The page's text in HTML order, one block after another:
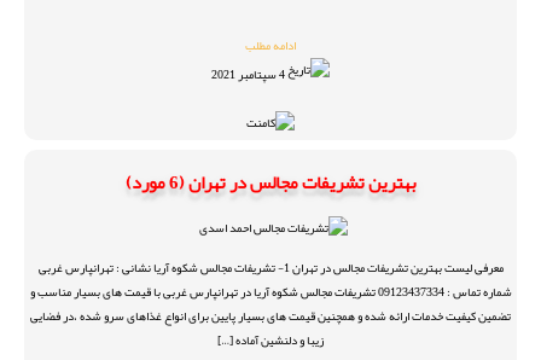
ادامه مطلب
4 سپتامبر 2021
بهترین تشریفات مجالس در تهران (6 مورد)
معرفی لیست بهترین تشریفات مجالس در تهران 1- تشریفات مجالس شکوه آریا نشانی : تهرانپارس غربی
شماره تماس : 09123437334 تشریفات مجالس شکوه آریا در تهرانپارس غربی با قیمت های بسیار مناسب و
تضمین کیفیت خدمات ارائه شده و همچنین قیمت های بسیار پایین برای انواع غذاهای سرو شده ،در فضایی
زیبا و دلنشین آماده […]